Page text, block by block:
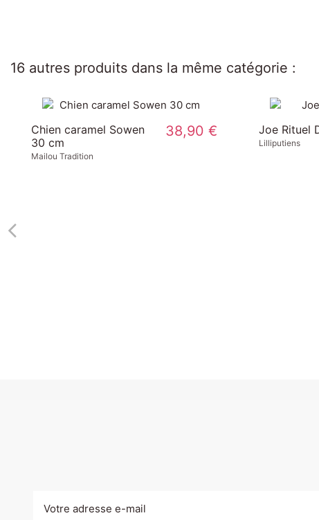
16 autres produits dans la même catégorie :
24,00 € Lapin prestique - XL 55,00 €